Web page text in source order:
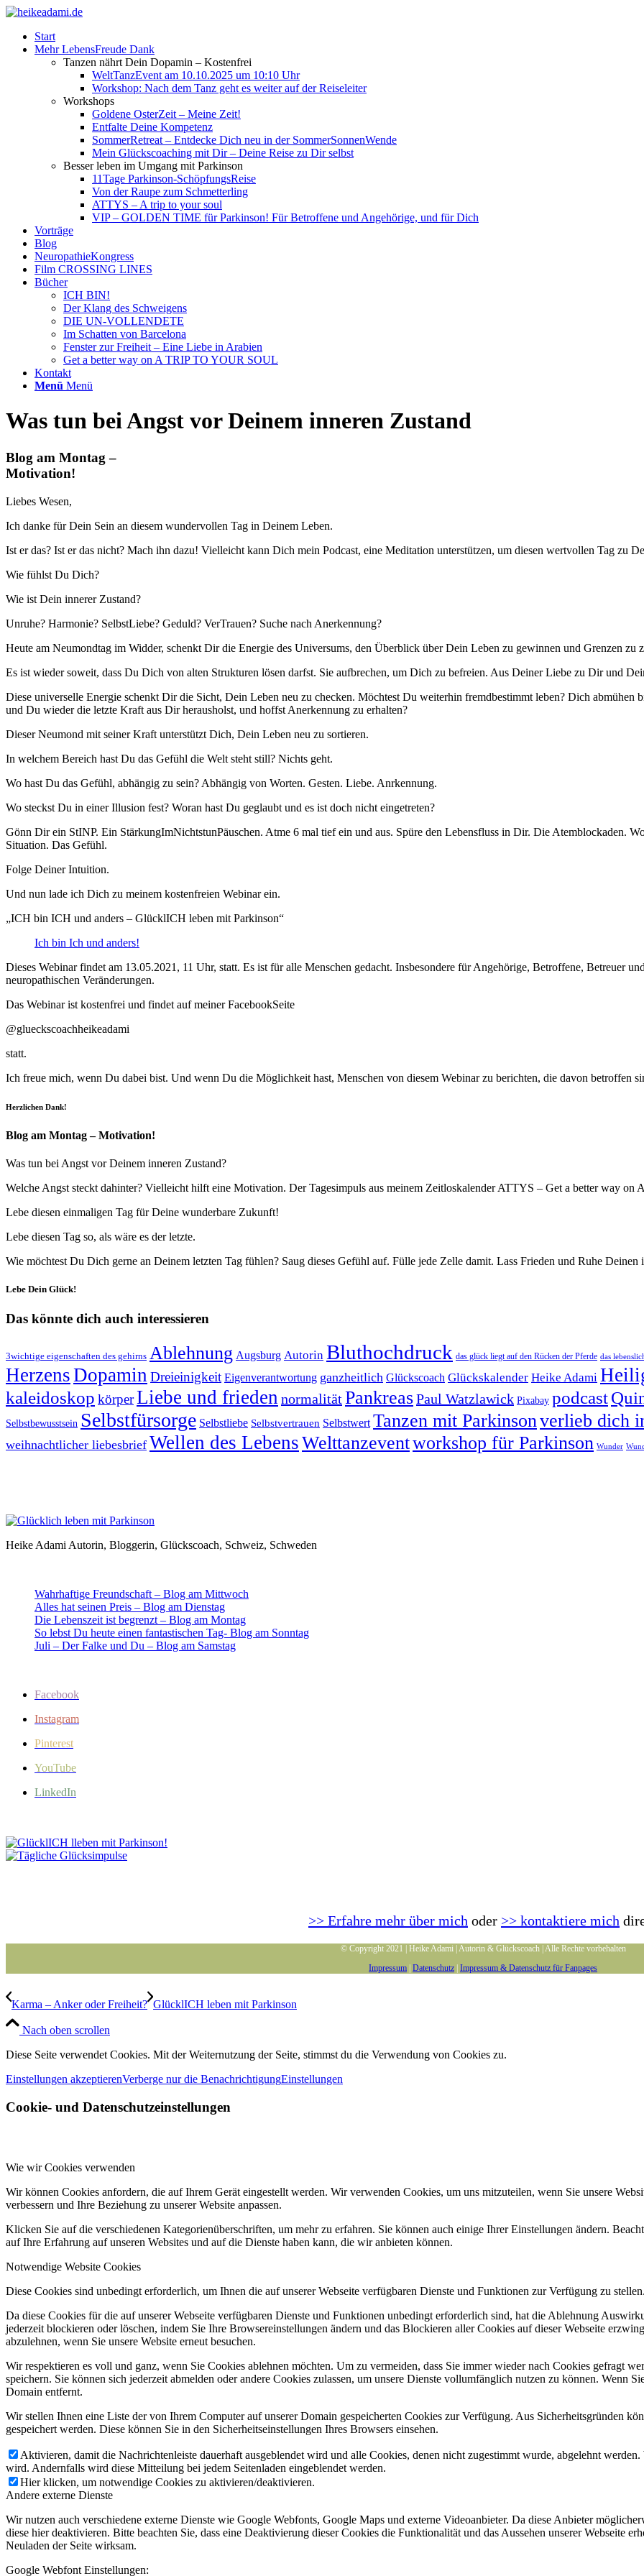
Start
Mehr LebensFreude Dank
Tanzen nährt Dein Dopamin – Kostenfrei
WeltTanzEvent am 10.10.2025 um 10:10 Uhr
Workshop: Nach dem Tanz geht es weiter auf der Reiseleiter
Workshops
Goldene OsterZeit – Meine Zeit!
Entfalte Deine Kompetenz
SommerRetreat – Entdecke Dich neu in der SommerSonnenWende
Mein Glückscoaching mit Dir – Deine Reise zu Dir selbst
Besser leben im Umgang mit Parkinson
11Tage Parkinson-SchöpfungsReise
Von der Raupe zum Schmetterling
ATTYS – A trip to your soul
VIP – GOLDEN TIME für Parkinson! Für Betroffene und Angehörige, und für Dich
Vorträge
Blog
NeuropathieKongress
Film CROSSING LINES
Bücher
ICH BIN!
Der Klang des Schweigens
DIE UN-VOLLENDETE
Im Schatten von Barcelona
Fenster zur Freiheit – Eine Liebe in Arabien
Get a better way on A TRIP TO YOUR SOUL
Kontakt
Menü Menü
Was tun bei Angst vor Deinem inneren Zustand
Blog am Montag –
Motivation!
Liebes Wesen,
Ich danke für Dein Sein an diesem wundervollen Tag in Deinem Leben.
Ist er das? Ist er das nicht? Mach ihn dazu! Vielleicht kann Dich mein Podcast, eine Meditation unterstützen, um diesen wertvollen Tag zu
Wie fühlst Du Dich?
Wie ist Dein innerer Zustand?
Unruhe? Harmonie? SelbstLiebe? Geduld? VerTrauen? Suche nach Anerkennung?
Heute am Neumondtag im Widder, schenkt Dir die Energie des Universums, den Überblick über Dein Leben zu gewinnen und Grenzen zu
Es ist wieder soweit, dass Du Dich von alten Strukturen lösen darfst. Sie aufbrechen, um Dich zu befreien. Aus Deiner Liebe zu Dir und
Diese universelle Energie schenkt Dir die Sicht, Dein Leben neu zu checken. Möchtest Du weiterhin fremdbestimmt leben? Dich abmühen
und Du wieder die letzte Kraft aus Dir herausholst, und hoffst Anerkennung zu erhalten?
Dieser Neumond mit seiner Kraft unterstützt Dich, Dein Leben neu zu sortieren.
In welchem Bereich hast Du das Gefühl die Welt steht still? Nichts geht.
Wo hast Du das Gefühl, abhängig zu sein? Abhängig von Worten. Gesten. Liebe. Anrkennung.
Wo steckst Du in einer Illusion fest? Woran hast Du geglaubt und es ist doch nicht eingetreten?
Gönn Dir ein StINP. Ein StärkungImNichtstunPäuschen. Atme 6 mal tief ein und aus. Spüre den Lebensfluss in Dir. Die Atemblockaden.
Situation. Das Gefühl.
Folge Deiner Intuition.
Und nun lade ich Dich zu meinem kostenfreien Webinar ein.
„ICH bin ICH und anders – GlücklICH leben mit Parkinson“
Ich bin Ich und anders!
Dieses Webinar findet am 13.05.2021, 11 Uhr, statt. Es ist für alle Menschen gedacht. Insbesondere für Angehörige, Betroffene, Betreuer
neuropathischen Veränderungen.
Das Webinar ist kostenfrei und findet auf meiner FacebookSeite
@glueckscoachheikeadami
statt.
Ich freue mich, wenn Du dabei bist. Und wenn Du die Möglichkeit hast, Menschen von diesem Webinar zu berichten, die davon betroffen
Herzlichen Dank!
Blog am Montag – Motivation!
Was tun bei Angst vor Deinem inneren Zustand?
Welche Angst steckt dahinter? Vielleicht hilft eine Motivation. Der Tagesimpuls aus meinem Zeitloskalender ATTYS – Get a better way
Lebe diesen einmaligen Tag für Deine wunderbare Zukunft!
Lebe diesen Tag so, als wäre es der letzte.
Wie möchtest Du Dich gerne an Deinem letzten Tag fühlen? Saug dieses Gefühl auf. Fülle jede Zelle damit. Lass Frieden und Ruhe Deinen
Lebe Dein Glück!
Das könnte dich auch interessieren
3wichtige eigenschaften des gehirns Ablehnung Augsburg Autorin Bluthochdruck das glück liegt auf den Rücken der Pferde das
HerzensDopamin Dreieinigkeit Eigenverantwortung ganzheitlich Glückscoach Glückskalender Heike Adami
kaleidoskop körperLiebe und frieden normalitätPankreasPaul Watzlawick Pixabay podcast
Selbstbewusstsein Selbstfürsorge Selbstliebe Selbstvertrauen Selbstwert Tanzen mit Parkinsonverlieb dich
weihnachtlicher liebesbrief Wellen des LebensWelttanzeventworkshop für Parkinson Wunder
Heike Adami Autorin, Bloggerin, Glückscoach, Schweiz, Schweden
Wahrhaftige Freundschaft – Blog am Mittwoch
Alles hat seinen Preis – Blog am Dienstag
Die Lebenszeit ist begrenzt – Blog am Montag
So lebst Du heute einen fantastischen Tag- Blog am Sonntag
Juli – Der Falke und Du – Blog am Samstag
Facebook
Instagram
Pinterest
YouTube
LinkedIn
>> Erfahre mehr über mich oder >> kontaktiere mich
© Copyright 2021 | Heike Adami | Autorin & Glückscoach | Alle Rechte vorbehalten
Impressum | Datenschutz | Impressum & Datenschutz für Fanpages
Karma – Anker oder Freiheit? GlücklICH leben mit Parkinson
Nach oben scrollen
Diese Seite verwendet Cookies. Mit der Weiternutzung der Seite, stimmst du die Verwendung von Cookies zu.
Einstellungen akzeptierenVerberge nur die BenachrichtigungEinstellungen
Cookie- und Datenschutzeinstellungen
Wie wir Cookies verwenden
Wir können Cookies anfordern, die auf Ihrem Gerät eingestellt werden. Wir verwenden Cookies, um uns mitzuteilen, wenn Sie unsere
verbessern und Ihre Beziehung zu unserer Website anpassen.
Klicken Sie auf die verschiedenen Kategorienüberschriften, um mehr zu erfahren. Sie können auch einige Ihrer Einstellungen ändern.
auf Ihre Erfahrung auf unseren Websites und auf die Dienste haben kann, die wir anbieten können.
Notwendige Website Cookies
Diese Cookies sind unbedingt erforderlich, um Ihnen die auf unserer Webseite verfügbaren Dienste und Funktionen zur Verfügung zu
Da diese Cookies für die auf unserer Webseite verfügbaren Dienste und Funktionen unbedingt erforderlich sind, hat die Ablehnung
jederzeit blockieren oder löschen, indem Sie Ihre Browsereinstellungen ändern und das Blockieren aller Cookies auf dieser Webseite
abzulehnen, wenn Sie unsere Website erneut besuchen.
Wir respektieren es voll und ganz, wenn Sie Cookies ablehnen möchten. Um zu vermeiden, dass Sie immer wieder nach Cookies gefragt
speichern. Sie können sich jederzeit abmelden oder andere Cookies zulassen, um unsere Dienste vollumfänglich nutzen zu können. Wenn
Domain entfernt.
Wir stellen Ihnen eine Liste der von Ihrem Computer auf unserer Domain gespeicherten Cookies zur Verfügung. Aus Sicherheitsgründen
gespeichert werden. Diese können Sie in den Sicherheitseinstellungen Ihres Browsers einsehen.
Aktivieren, damit die Nachrichtenleiste dauerhaft ausgeblendet wird und alle Cookies, denen nicht zugestimmt wurde, abgelehnt
wird. Andernfalls wird diese Mitteilung bei jedem Seitenladen eingeblendet werden.
Hier klicken, um notwendige Cookies zu aktivieren/deaktivieren.
Andere externe Dienste
Wir nutzen auch verschiedene externe Dienste wie Google Webfonts, Google Maps und externe Videoanbieter. Da diese Anbieter
diese hier deaktivieren. Bitte beachten Sie, dass eine Deaktivierung dieser Cookies die Funktionalität und das Aussehen unserer Webseite
Neuladen der Seite wirksam.
Google Webfont Einstellungen: